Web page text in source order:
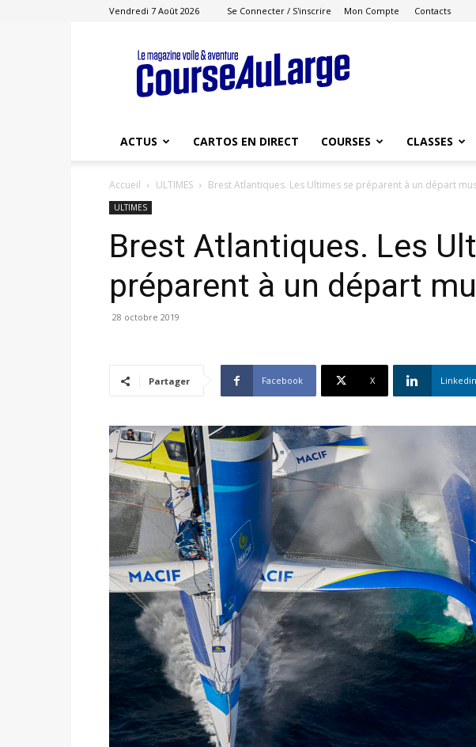
Vendredi 7 Août 2026 Se Connecter / S'inscrire Mon Compte Contacts
Course
au
Large
ACTUS CARTOS EN DIRECT COURSES CLASSES
Accueil ULTIMES Brest Atlantiques. Les Ultimes se préparent à un départ
ULTIMES
Brest Atlantiques. Les
préparent à un départ
28 octobre 2019
Partager Facebook X Linkedin